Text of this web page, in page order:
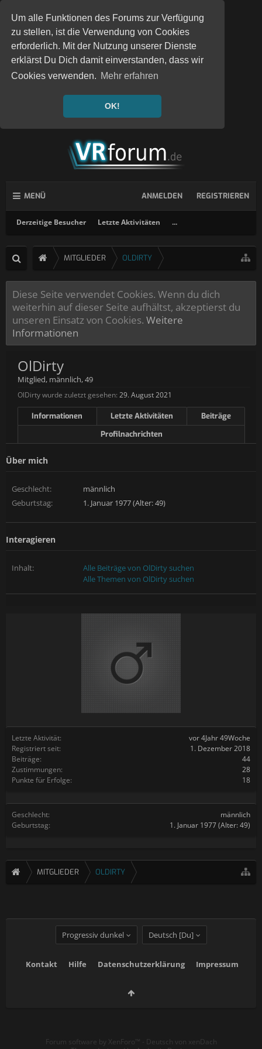
Um alle Funktionen des Forums zur Verfügung
zu stellen, ist die Verwendung von Cookies
erforderlich. Mit der Nutzung unserer Dienste
erklärst Du Dich damit einverstanden, dass wir
Cookies verwenden. Mehr erfahren
OK!
MENÜ
Derzeitige Besucher Letzte Aktivitäten ...
ANMELDEN REGISTRIEREN
MITGLIEDER OLDIRTY
Diese Seite verwendet Cookies. Wenn du dich
weiterhin auf dieser Seite aufhältst, akzeptierst du
unseren Einsatz von Cookies. Weitere
Informationen
Letzte Aktivität:
vor 4Jahr 49Woche
Registriert seit:
1. Dezember 2018
Beiträge:
44
Zustimmungen:
28
Punkte für Erfolge:
18
Geschlecht:
männlich
Geburtstag:
1. Januar 1977(Alter: 49)
OlDirty
Mitglied, männlich, 49
OlDirty wurde zuletzt gesehen: 29. August 2021
Informationen Letzte Aktivitäten
Beiträge
Profilnachrichten
Über mich
Geschlecht:
männlich
Geburtstag:
1. Januar 1977 (Alter: 49)
Interagieren
Inhalt:
Alle Beiträge von OlDirty suchen
Alle Themen von OlDirty suchen
MITGLIEDER OLDIRTY
Progressiv dunkel Deutsch [Du]
Kontakt Hilfe Datenschutzerklärung Impressum
Forum software by XenForo™ - Deutsch von xenDach